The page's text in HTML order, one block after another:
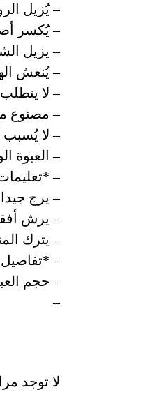
– يُزيل
– يُكسر
– يزيل
– يُنعش
– لا
– مصنوع
– لا
– العبوة
–
– يرج
– يرش
– يترك المنتج
–
– حجم العبوة:
–
لا توجد